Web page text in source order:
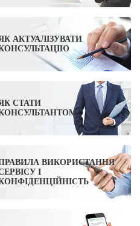
АКТУАЛІЗУВАТИ
СТАТИ
ВИКОРИСТАННЯ
І